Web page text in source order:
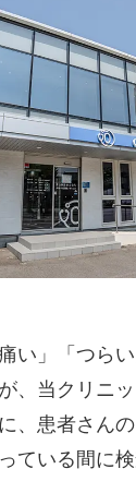
い」「つら
、当クリニ
、患者さん
ている間に